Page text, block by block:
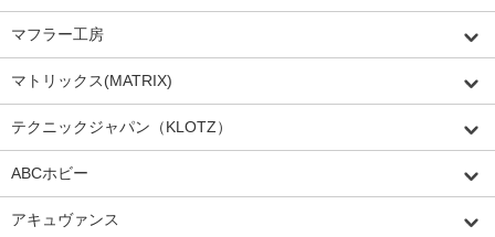
マフラー工房
マトリックス(MATRIX)
テクニックジャパン（KLOTZ）
ABCホビー
アキュヴァンス